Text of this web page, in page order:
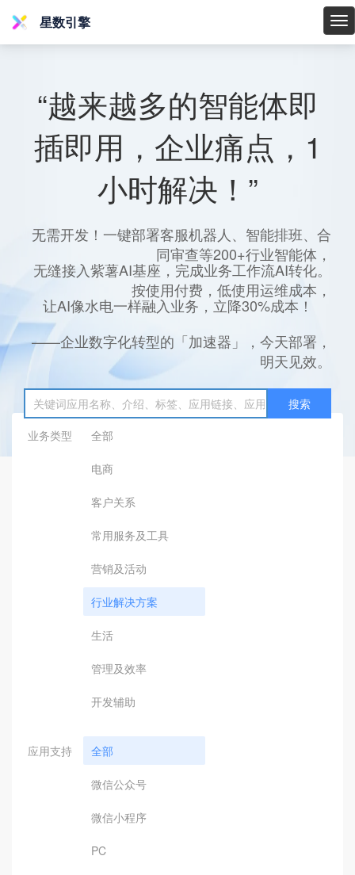
星
星数引擎
“越来越多的智能体即
插即用，企业痛点，1
小时解决！”
无需开发！一键部署客服机器人、智能排班、合
同审查等200+行业智能体，
无缝接入紫薯AI基座，完成业务工作流AI转化。
按使用付费，低使用运维成本，
让AI像水电一样融入业务，立降30%成本！
——企业数字化转型的「加速器」，今天部署，
明天见效。
搜索
业务类型
全部
电商
客户关系
常用服务及工具
营销及活动
行业解决方案
生活
管理及效率
开发辅助
应用支持 全部
微信公众号
微信小程序
PC